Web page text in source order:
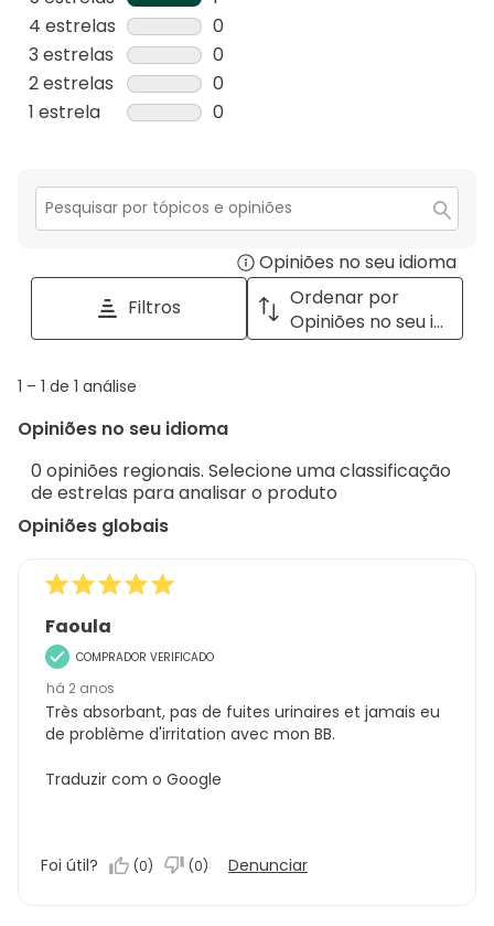
1
análise
com
5
4 estrelas estrelas
0
0
análise
com
3 estrelas estrelas
0
0
análise
estrelas.
2 estrelas estrelas
0
0
2
estrelas.
1 estrela estrelas
0
com
1
Secção
Opiniões no seu idioma
a
with
Filtros
Ordenar por
Opiniões no seu idioma
1
1
análise
1 – 1 de 1 análise
Opiniões no seu idioma
0 opiniões regionais. Selecione uma classificação
de estrelas para analisar o produto
Opiniões globais
Faoula
COMPRADOR VERIFICADO
há 2 anos
Très absorbant, pas de fuites urinaires et jamais eu
de problème d'irritation avec mon BB.
Traduzir com o Google
Foi útil? (0) (0) Denunciar